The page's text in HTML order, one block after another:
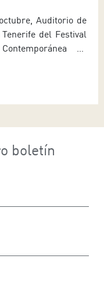
Auditorio de
del Festival
de
tendrán lugar
boletín